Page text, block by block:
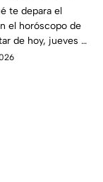
a estos
les abren las
dinero
te depara el
el horóscopo de
de hoy, jueves 6
dinero o